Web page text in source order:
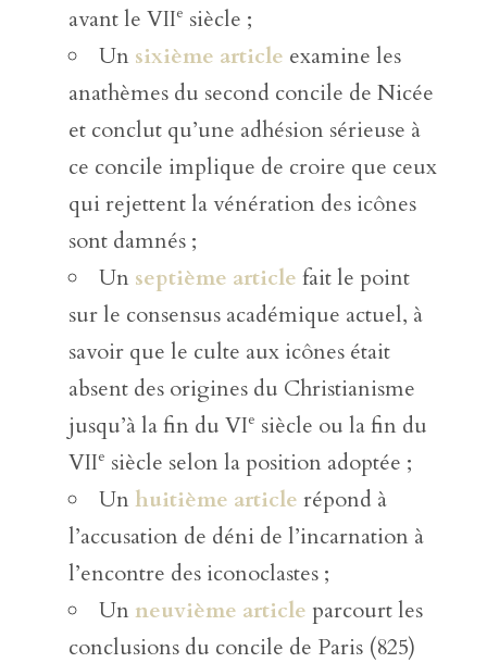
avant le VIIe siècle ;
Un sixième article examine les
anathèmes du second concile de Nicée
et conclut qu’une adhésion sérieuse à
ce concile implique de croire que ceux
qui rejettent la vénération des icônes
sont damnés ;
Un septième article fait le point
sur le consensus académique actuel, à
savoir que le culte aux icônes était
absent des origines du Christianisme
jusqu’à la fin du VIe siècle ou la fin du
VIIe siècle selon la position adoptée ;
Unhuitième article répond à
l’accusation de déni de l’incarnation à
l’encontre des iconoclastes ;
Unneuvième article parcourt les
conclusions du concile de Paris (825)